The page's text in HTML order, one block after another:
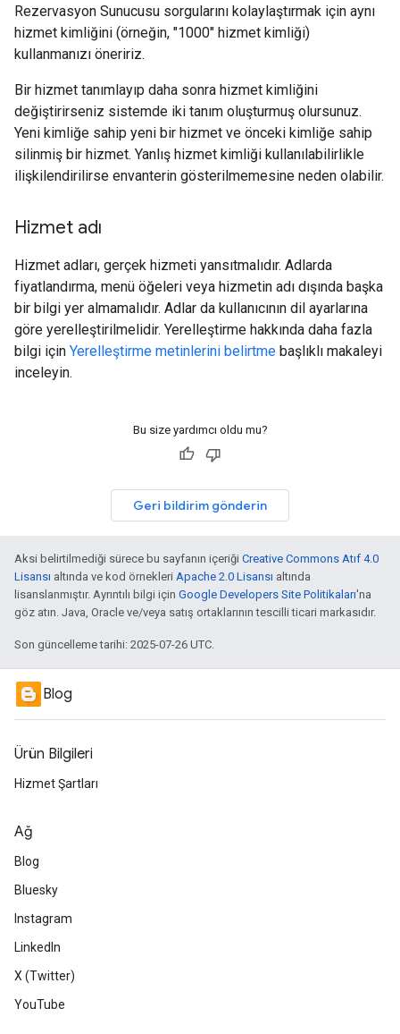
Rezervasyon Sunucusu sorgularını kolaylaştırmak için aynı
hizmet kimliğini (örneğin, "1000" hizmet kimliği)
kullanmanızı öneririz.
Bir hizmet tanımlayıp daha sonra hizmet kimliğini
değiştirirseniz sistemde iki tanım oluşturmuş olursunuz.
Yeni kimliğe sahip yeni bir hizmet ve önceki kimliğe sahip
silinmiş bir hizmet. Yanlış hizmet kimliği kullanılabilirlikle
ilişkilendirilirse envanterin gösterilmemesine neden olabilir.
Hizmet adı
Hizmet adları, gerçek hizmeti yansıtmalıdır. Adlarda
fiyatlandırma, menü öğeleri veya hizmetin adı dışında başka
bir bilgi yer almamalıdır. Adlar da kullanıcının dil ayarlarına
göre yerelleştirilmelidir. Yerelleştirme hakkında daha fazla
bilgi için Yerelleştirme metinlerini belirtme başlıklı makaleyi
inceleyin.
Bu size yardımcı oldu mu?
Geri bildirim gönderin
Aksi belirtilmediği sürece bu sayfanın içeriği Creative Commons Atıf 4.0
Lisansı altında ve kod örnekleri Apache 2.0 Lisansı altında
lisanslanmıştır. Ayrıntılı bilgi için Google Developers Site Politikaları'na
göz atın. Java, Oracle ve/veya satış ortaklarının tescilli ticari markasıdır.
Son güncelleme tarihi: 2025-07-26 UTC.
Blog
Ürün Bilgileri
Hizmet Şartları
Ağ
Blog
Bluesky
Instagram
LinkedIn
X (Twitter)
YouTube